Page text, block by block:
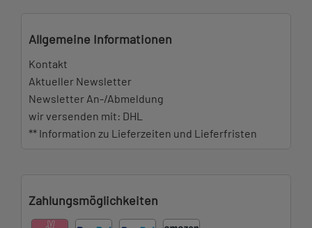
Allgemeine Informationen
Kontakt
Aktueller Newsletter
Newsletter An-/Abmeldung
wir versenden mit: DHL
** Information zu Lieferzeiten und Lieferfristen
Zahlungsmöglichkeiten